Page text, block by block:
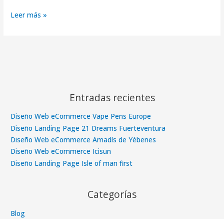
Leer más »
Entradas recientes
Diseño Web eCommerce Vape Pens Europe
Diseño Landing Page 21 Dreams Fuerteventura
Diseño Web eCommerce Amadís de Yébenes
Diseño Web eCommerce Icisun
Diseño Landing Page Isle of man first
Categorías
Blog